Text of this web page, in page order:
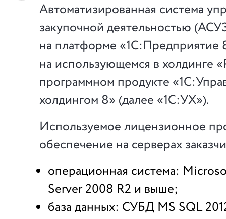
Автоматизированная система
закупочной деятельностью
на платформе
на использующемся в холдинге
программном продукте
холдингом 8» (далее «1С:УХ»).
Используемое лицензионное
обеспечение на серверах
операционная система:
Server 2008 R2 и выше;
база данных: СУБД MS SQL